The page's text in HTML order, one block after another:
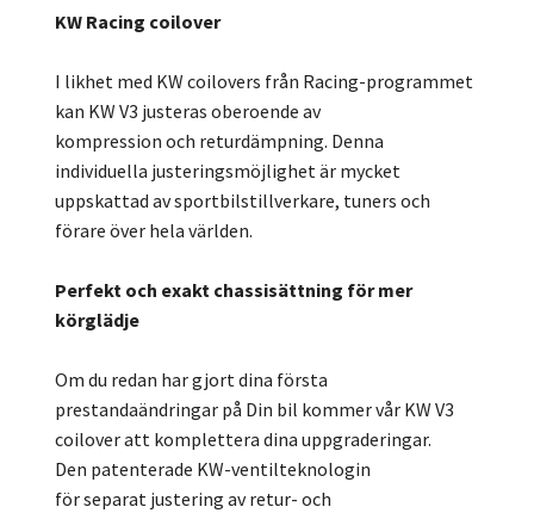
KW Racing coilover
I likhet med KW coilovers från Racing-programmet
kan KW V3 justeras oberoende av
kompression och returdämpning. Denna
individuella justeringsmöjlighet är mycket
uppskattad av sportbilstillverkare, tuners och
förare över hela världen.
Perfekt och exakt chassisättning för mer
körglädje
Om du redan har gjort dina första
prestandaändringar på Din bil kommer vår KW V3
coilover att komplettera dina uppgraderingar.
Den patenterade KW-ventilteknologin
för separat justering av retur- och